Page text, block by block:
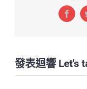
發表迴響 Let's